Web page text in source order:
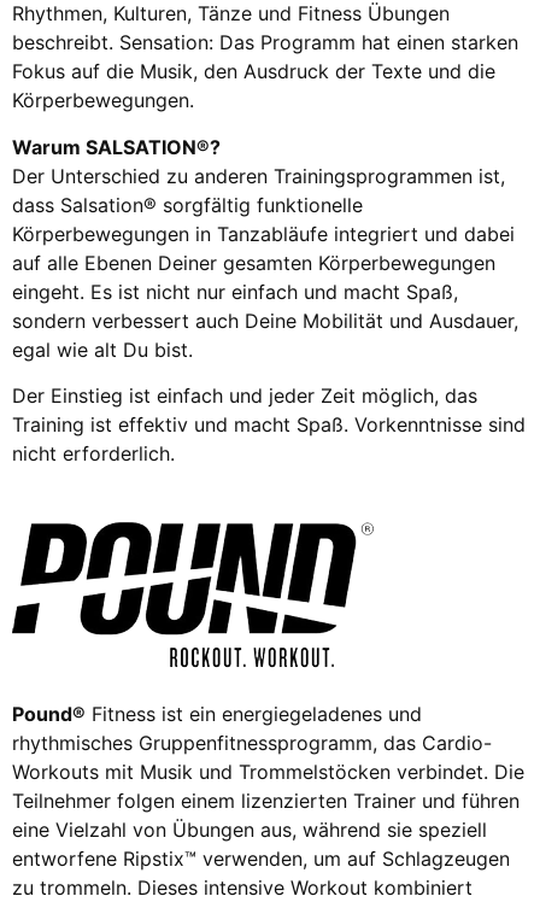
Rhythmen, Kulturen, Tänze und Fitness Übungen
beschreibt. Sensation: Das Programm hat einen starken
Fokus auf die Musik, den Ausdruck der Texte und die
Körperbewegungen.
Warum SALSATION®?
Der Unterschied zu anderen Trainingsprogrammen ist,
dass Salsation® sorgfältig funktionelle
Körperbewegungen in Tanzabläufe integriert und dabei
auf alle Ebenen Deiner gesamten Körperbewegungen
eingeht. Es ist nicht nur einfach und macht Spaß,
sondern verbessert auch Deine Mobilität und Ausdauer,
egal wie alt Du bist.
Der Einstieg ist einfach und jeder Zeit möglich, das
Training ist effektiv und macht Spaß. Vorkenntnisse sind
nicht erforderlich.
Pound® Fitness ist ein energiegeladenes und
rhythmisches Gruppenfitnessprogramm, das Cardio-
Workouts mit Musik und Trommelstöcken verbindet. Die
Teilnehmer folgen einem lizenzierten Trainer und führen
eine Vielzahl von Übungen aus, während sie speziell
entworfene Ripstix™ verwenden, um auf Schlagzeugen
zu trommeln. Dieses intensive Workout kombiniert